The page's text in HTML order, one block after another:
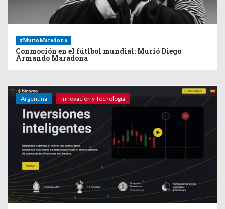
#MurioMaradona
Conmoción en el fútlbol mundial: Murió Diego
Armando Maradona
Argentina Innovación y Tecnología